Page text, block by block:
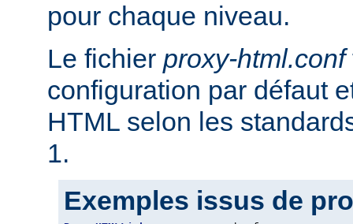
pour chaque niveau.
Le fichier proxy-html.conf
configuration par défaut
HTML selon les
1.
Exemples issus de